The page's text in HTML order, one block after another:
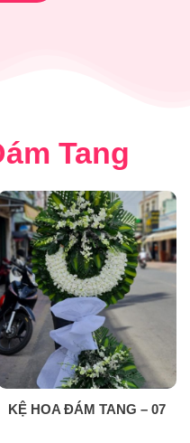
Tang
KỆ HOA ĐÁM TANG – 07